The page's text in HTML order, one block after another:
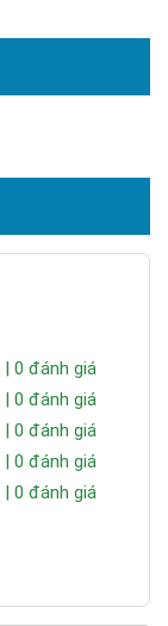
| 0 đánh giá
| 0 đánh giá
| 0 đánh giá
| 0 đánh giá
| 0 đánh giá